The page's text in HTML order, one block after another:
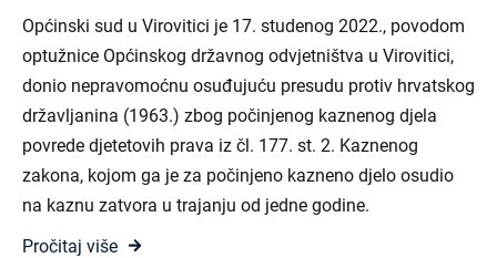
Općinski sud u Virovitici je 17. studenog 2022., povodom
optužnice Općinskog državnog odvjetništva u Virovitici,
donio nepravomoćnu osuđujuću presudu protiv hrvatskog
državljanina (1963.) zbog počinjenog kaznenog djela
povrede djetetovih prava iz čl. 177. st. 2. Kaznenog
zakona, kojom ga je za počinjeno kazneno djelo osudio
na kaznu zatvora u trajanju od jedne godine.
Pročitaj više